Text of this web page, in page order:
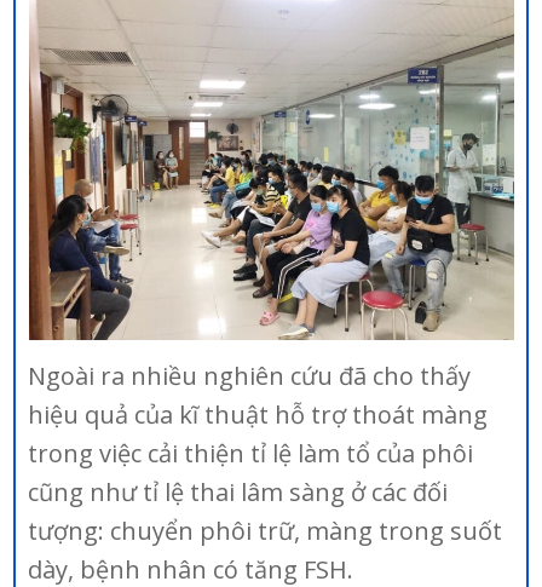
Ngoài ra nhiều nghiên cứu đã cho thấy
hiệu quả của kĩ thuật hỗ trợ thoát màng
trong việc cải thiện tỉ lệ làm tổ của phôi
cũng như tỉ lệ thai lâm sàng ở các đối
tượng: chuyển phôi trữ, màng trong suốt
dày, bệnh nhân có tăng FSH.